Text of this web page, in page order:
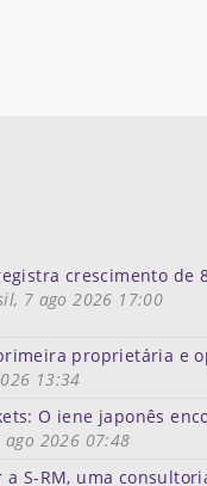
crescimento
7 ago 2026 17:00
proprietária e
13:34
O iene japonês
ago 2026 07:48
a S-RM, uma